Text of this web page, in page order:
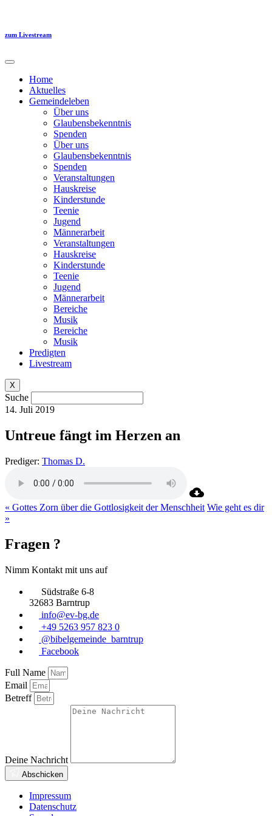
springen
zum Livestream
Home
Aktuelles
Gemeindeleben
Über uns
Glaubensbekenntnis
Spenden
Über uns
Glaubensbekenntnis
Spenden
Veranstaltungen
Hauskreise
Kinderstunde
Teenie
Jugend
Männerarbeit
Veranstaltungen
Hauskreise
Kinderstunde
Teenie
Jugend
Männerarbeit
Bereiche
Musik
Bereiche
Musik
Predigten
Livestream
X
Suche
14. Juli 2019
Untreue fängt im Herzen an
Prediger: Thomas D.
« Gottes Zorn über die Gottlosigkeit der Menschheit Wie geht es dir
»
Fragen ?
Nimm Kontakt mit uns auf
Südstraße 6-8
32683 Barntrup
info@ev-bg.de
+49 5263 957 823 0
@bibelgemeinde_barntrup
Facebook
Full Name
Email
Betreff
Deine Nachricht
Abschicken
Impressum
Datenschutz